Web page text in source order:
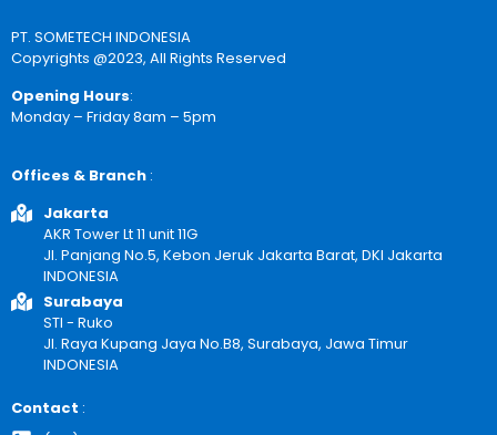
PT. SOMETECH INDONESIA
Copyrights @2023, All Rights Reserved
Opening Hours:
Monday – Friday 8am – 5pm
Offices & Branch :
Jakarta
AKR Tower Lt 11 unit 11G
Jl. Panjang No.5, Kebon Jeruk Jakarta Barat, DKI Jakarta
INDONESIA
Surabaya
STI - Ruko
Jl. Raya Kupang Jaya No.B8, Surabaya, Jawa Timur
INDONESIA
Contact :